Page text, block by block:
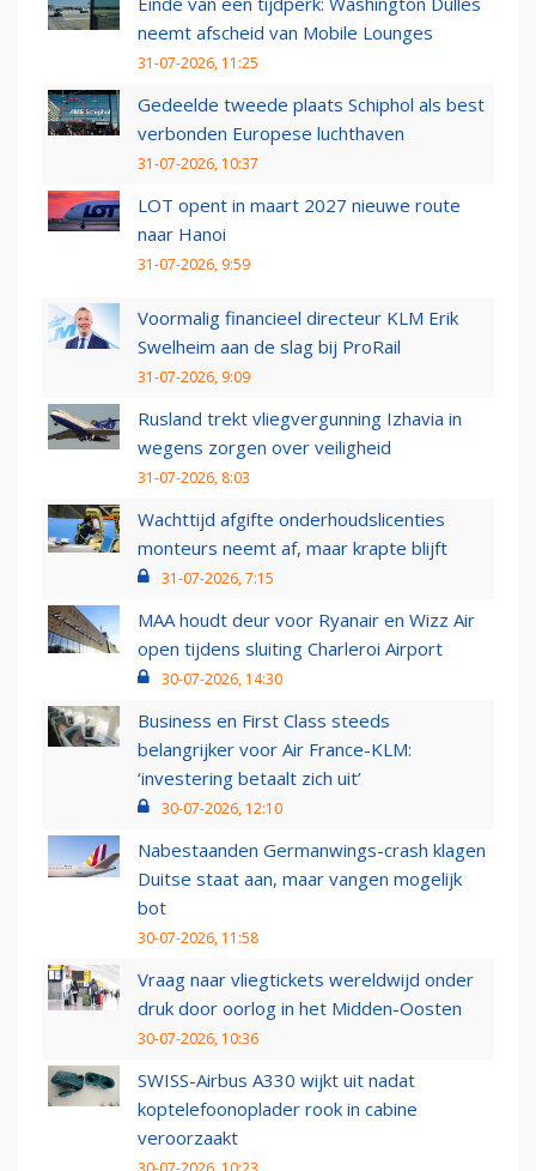
neemt afscheid van Mobile Lounges
31-07-2026, 11:25
Gedeelde tweede plaats Schiphol als best
verbonden Europese luchthaven
31-07-2026, 10:37
LOT opent in maart 2027 nieuwe route
naar Hanoi
31-07-2026, 9:59
Voormalig financieel directeur KLM Erik
Swelheim aan de slag bij ProRail
31-07-2026, 9:09
Rusland trekt vliegvergunning Izhavia in
wegens zorgen over veiligheid
31-07-2026, 8:03
Wachttijd afgifte onderhoudslicenties
monteurs neemt af, maar krapte blijft
31-07-2026, 7:15
MAA houdt deur voor Ryanair en Wizz Air
open tijdens sluiting Charleroi Airport
30-07-2026, 14:30
Business en First Class steeds
belangrijker voor Air France-KLM:
‘investering betaalt zich uit’
30-07-2026, 12:10
Nabestaanden Germanwings-crash klagen
Duitse staat aan, maar vangen mogelijk
bot
30-07-2026, 11:58
Vraag naar vliegtickets wereldwijd onder
druk door oorlog in het Midden-Oosten
30-07-2026, 10:36
SWISS-Airbus A330 wijkt uit nadat
koptelefoonoplader rook in cabine
veroorzaakt